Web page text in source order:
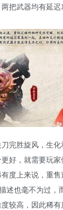
把武器均有延
完胜旋风，生
好，就需要玩
度上来说，重
述也毫不为过
较高，因此稀